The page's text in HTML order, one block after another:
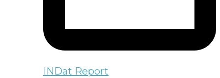
INDat Report